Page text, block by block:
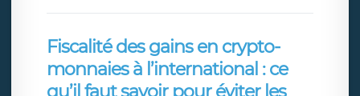
Fiscalité des gains en crypto-
monnaies à l’international : ce
qu’il faut savoir pour éviter les